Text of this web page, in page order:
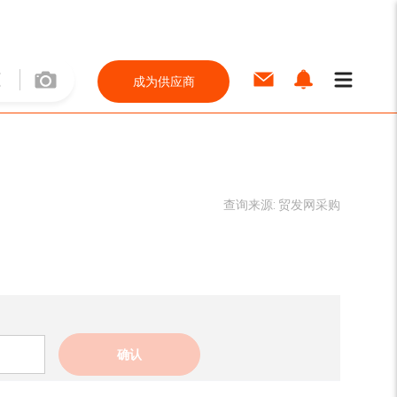
成为供应商
查询来源: 贸发网采购
确认